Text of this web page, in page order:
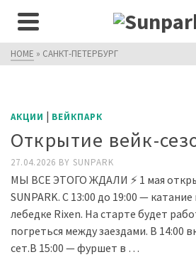
HOME » САНКТ-ПЕТЕРБУРГ
АКЦИИ | ВЕЙКПАРК
Открытие вейк-
27.04.2026 BY SUNPARK
МЫ ВСЕ ЭТОГО ЖДАЛИ ⚡️ 1 мая
SUNPARK. С 13:00 до 19:00 —
лебедке Rixen. На старте будет
погреться между заездами. В 14:00
сет.В 15:00 — фуршет в …